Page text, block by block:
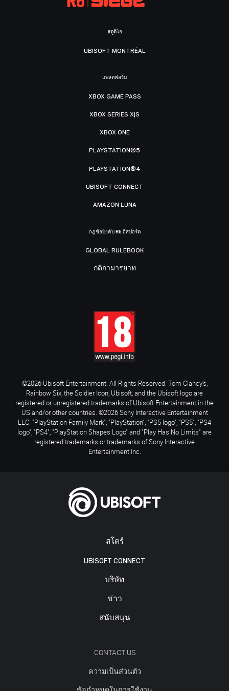
สโตร์
UBISOFT CONNECT
บริษัท
ข่าว
สนับสนุน
CONTACT US
ความเป็นส่วนตัว
สตูดิโอ
UBISOFT MONTRÉAL
แพลตฟอร์ม
XBOX GAME PASS
XBOX SERIES X|S
XBOX ONE
PLAYSTATION®5
PLAYSTATION®4
UBISOFT CONNECT
AMAZON LUNA
กฎข้อบังคับ R6 อีสปอร์ต
GLOBAL RULEBOOK
กติกามารยาท
©2026 Ubisoft Entertainment. All Rights Reserved. Tom Clancy’s,
Rainbow Six, the Soldier Icon, Ubisoft, and the Ubisoft logo are
registered or unregistered trademarks of Ubisoft Entertainment in the
US and/or other countries. ©2026 Sony Interactive Entertainment
LLC. "PlayStation Family Mark", "PlayStation", "PS5 logo", "PS5", "PS4
logo", "PS4", "PlayStation Shapes Logo" and "Play Has No Limits" are
registered trademarks or trademarks of Sony Interactive
Entertainment Inc.